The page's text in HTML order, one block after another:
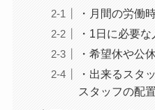
・月間の労働
・1日に必要
・希望休や公
・出来るスタ
スタッフの配